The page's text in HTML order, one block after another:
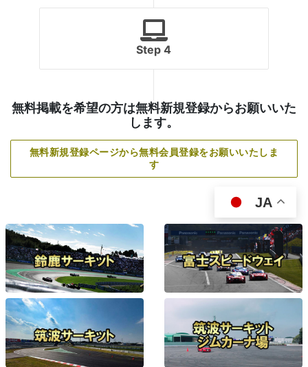
Step 4
無料掲載を希望の方は無料新規登録からお願いいた
します。
無料新規登録ページから無料会員登録をお願いいたしま
す
JA